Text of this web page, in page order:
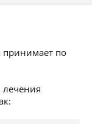
принимает по
лечения